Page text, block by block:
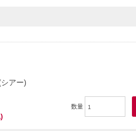
アー)
数量